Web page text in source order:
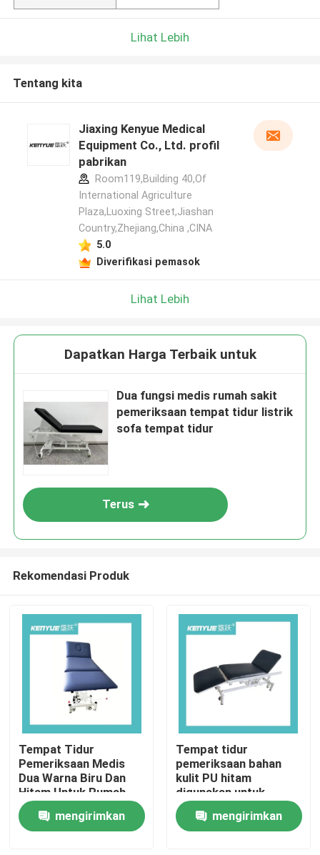
Lihat Lebih
Tentang kita
Jiaxing Kenyue Medical
Equipment Co., Ltd. profil
pabrikan
Room119,Building 40,Of
International Agriculture
Plaza,Luoxing Street,Jiashan
Country,Zhejiang,China ,CINA
5.0
Diverifikasi pemasok
Lihat Lebih
Dapatkan Harga Terbaik untuk
Dua fungsi medis rumah sakit
pemeriksaan tempat tidur listrik
sofa tempat tidur
Terus
Rekomendasi Produk
Tempat Tidur
Pemeriksaan Medis
Dua Warna Biru Dan
Hitam Untuk Rumah
Sakit
mengirimkan
Tempat tidur
pemeriksaan bahan
kulit PU hitam
digunakan untuk
perawatan medis
rumah sakitmengirimkan